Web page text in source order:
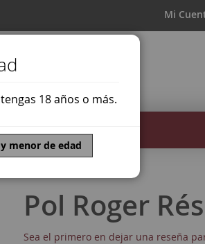
Mi
Vino
Pol Roger
Sea el primero en dejar una reseña
18 años o más.
menor de edad